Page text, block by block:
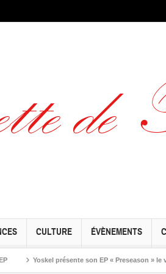
CULTURE ÉVÈNEMENTS
Yoskel présente son EP « Preseason » le